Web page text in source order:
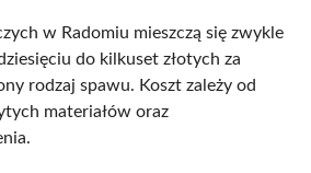
w Radomiu mieszczą się zwykle
do kilkuset złotych za
rodzaj spawu. Koszt zależy od
materiałów oraz